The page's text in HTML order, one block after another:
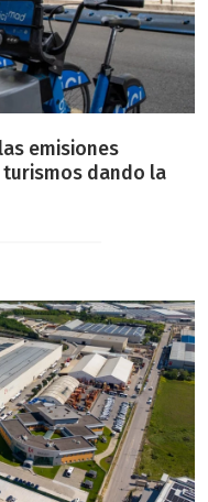
emisiones
dando la